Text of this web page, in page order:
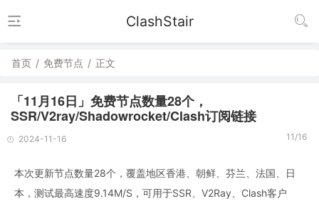
ClashStair
首页 / 免费节点 / 正文
「11月16日」免费节点数量28个，
SSR/V2ray/Shadowrocket/Clash订阅链接
2024-11-16 11/16
本次更新节点数量28个，覆盖地区香港、朝鲜、芬兰、法国、日
本，测试最高速度9.14M/S，可用于SSR、V2Ray、Clash客户